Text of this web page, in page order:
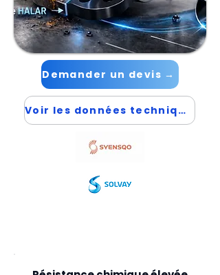
Demander un devis →
Voir les données techniques